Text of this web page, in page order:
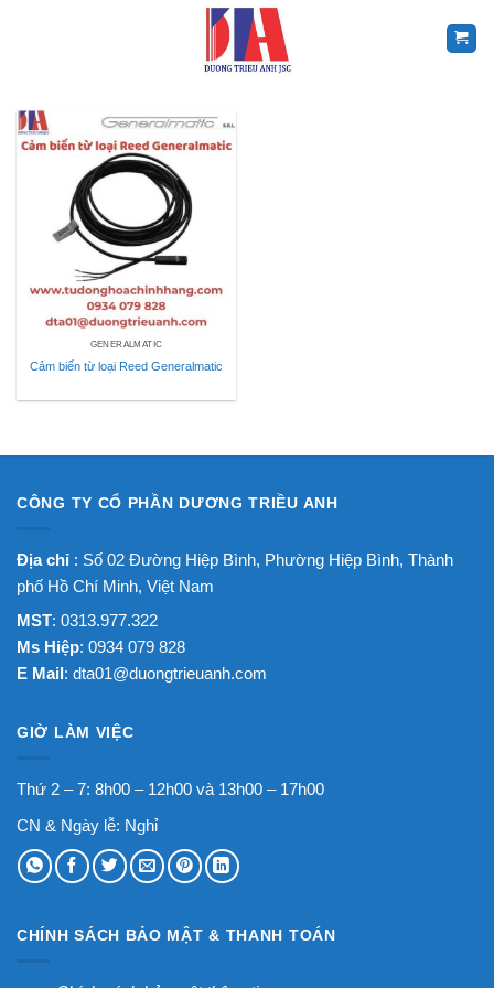
GENERALMATIC
Cảm biến từ loại Reed Generalmatic
CÔNG TY CỔ PHẦN DƯƠNG TRIỀU ANH
Địa chỉ : Số 02 Đường Hiệp Bình, Phường Hiệp Bình, Thành
phố Hồ Chí Minh, Việt Nam
MST: 0313.977.322
Ms Hiệp: 0934 079 828
E Mail: dta01@duongtrieuanh.com
GIỜ LÀM VIỆC
Thứ 2 – 7: 8h00 – 12h00 và 13h00 – 17h00
CN & Ngày lễ: Nghỉ
CHÍNH SÁCH BẢO MẬT & THANH TOÁN